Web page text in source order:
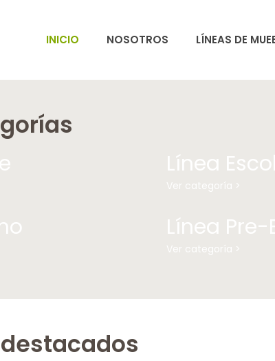
INICIO NOSOTROS LÍNEAS DE
Línea
Ver categoría >
Línea
Ver categoría >